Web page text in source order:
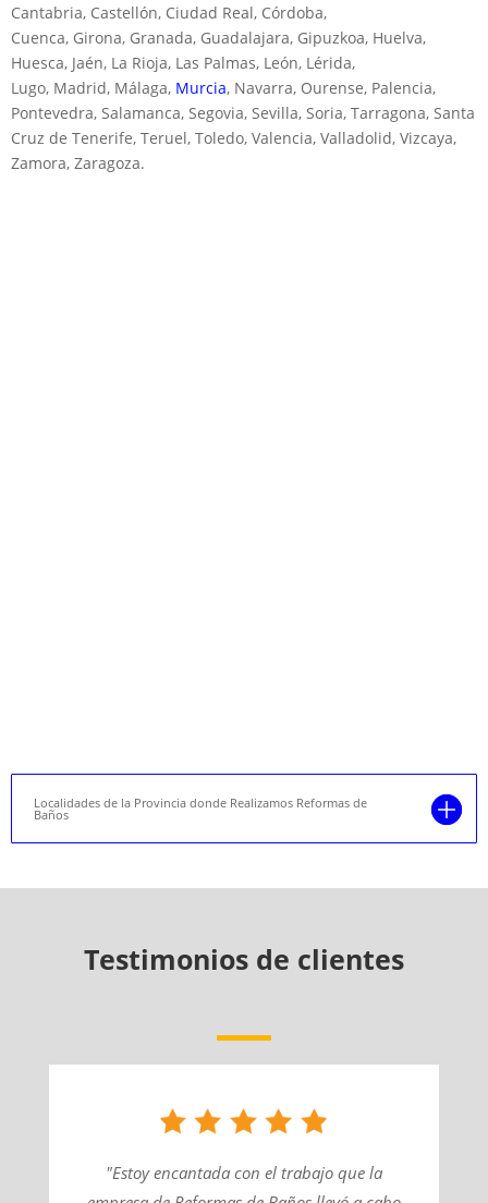
Cantabria, Castellón, Ciudad Real, Córdoba,
Cuenca, Girona, Granada, Guadalajara, Gipuzkoa, Huelva,
Huesca, Jaén, La Rioja, Las Palmas, León, Lérida,
Lugo, Madrid, Málaga, Murcia, Navarra, Ourense, Palencia,
Pontevedra, Salamanca, Segovia, Sevilla, Soria, Tarragona, Santa
Cruz de Tenerife, Teruel, Toledo, Valencia, Valladolid, Vizcaya,
Zamora, Zaragoza.
Localidades de la Provincia donde Realizamos Reformas de
Baños
Testimonios de clientes
"Estoy encantada con el trabajo que la